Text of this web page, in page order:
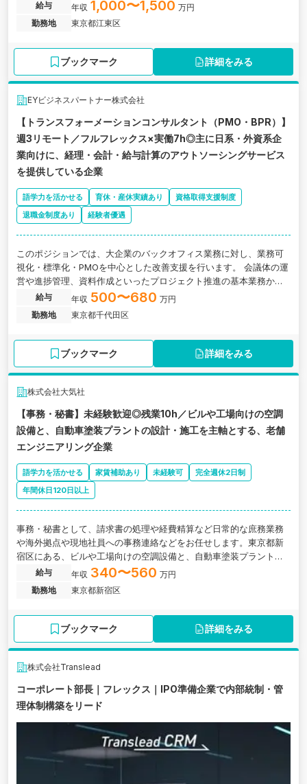
給与 年収 1,000〜1,500 万円
勤務地
東京都江東区
ブックマーク 詳細をみる
EYビジネスパートナー株式会社
【トランスフォーメーションコンサルタント（PMO・BPR）】
週3リモート／フルフレックス×実働7h◎主に日系・外資系企
業向けに、経理・会計・給与計算のアウトソーシングサービス
を提供している企業
語学力を活かせる 育休・産休実績あり
資格取得支援制度
退職金制度あり
経験者優遇
このポジションでは、大企業のバックオフィス業務に対し、業務可
視化・標準化・PMOを中心とした改善支援を行います。 会議体の運
営や進捗管理、資料作成といったプロジェクト推進の基本業務か
ら、Excelや業務フローを用いた可視化・構造化まで、現場に寄り添
いながら変革を支えていく役割です。。東京都千代田区にある、主
に日系・外資系企業向けに、経理・会計・給与計算のアウトソーシ
給与 年収 500〜680 万円
勤務地
東京都千代田区
ブックマーク 詳細をみる
株式会社大気社
【事務・秘書】未経験歓迎◎残業10h／ビルや工場向けの空調
設備と、自動車塗装プラントの設計・施工を主軸とする、老舗
エンジニアリング企業
語学力を活かせる 家賃補助あり 未経験可
完全週休2日制
年間休日120日以上
事務・秘書として、請求書の処理や経費精算など日常的な庶務業務
や海外拠点や現地社員への事務連絡などをお任せします。東京都新
宿区にある、ビルや工場向けの空調設備と、自動車塗装プラントの
設計・施工を主軸とする、老舗エンジニアリング企業の求人です。
給与 年収 340〜560 万円
勤務地
東京都新宿区
ブックマーク 詳細をみる
株式会社Translead
コーポレート部長｜フレックス｜IPO準備企業で内部統制・管
理体制構築をリード